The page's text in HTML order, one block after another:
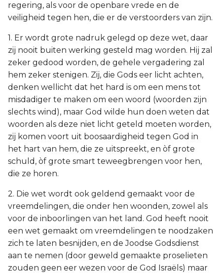
regering, als voor de openbare vrede en de
veiligheid tegen hen, die er de verstoorders van zijn.
1. Er wordt grote nadruk gelegd op deze wet, daar
zij nooit buiten werking gesteld mag worden. Hij zal
zeker gedood worden, de gehele vergadering zal
hem zeker stenigen. Zij, die Gods eer licht achten,
denken wellicht dat het hard is om een mens tot
misdadiger te maken om een woord (woorden zijn
slechts wind), maar God wilde hun doen weten dat
woorden als deze niet licht geteld moeten worden,
zij komen voort uit boosaardigheid tegen God in
het hart van hem, die ze uitspreekt, en òf grote
schuld, òf grote smart teweegbrengen voor hen,
die ze horen.
2. Die wet wordt ook geldend gemaakt voor de
vreemdelingen, die onder hen woonden, zowel als
voor de inboorlingen van het land. God heeft nooit
een wet gemaakt om vreemdelingen te noodzaken
zich te laten besnijden, en de Joodse Godsdienst
aan te nemen (door geweld gemaakte proselieten
zouden geen eer wezen voor de God Israëls) maar